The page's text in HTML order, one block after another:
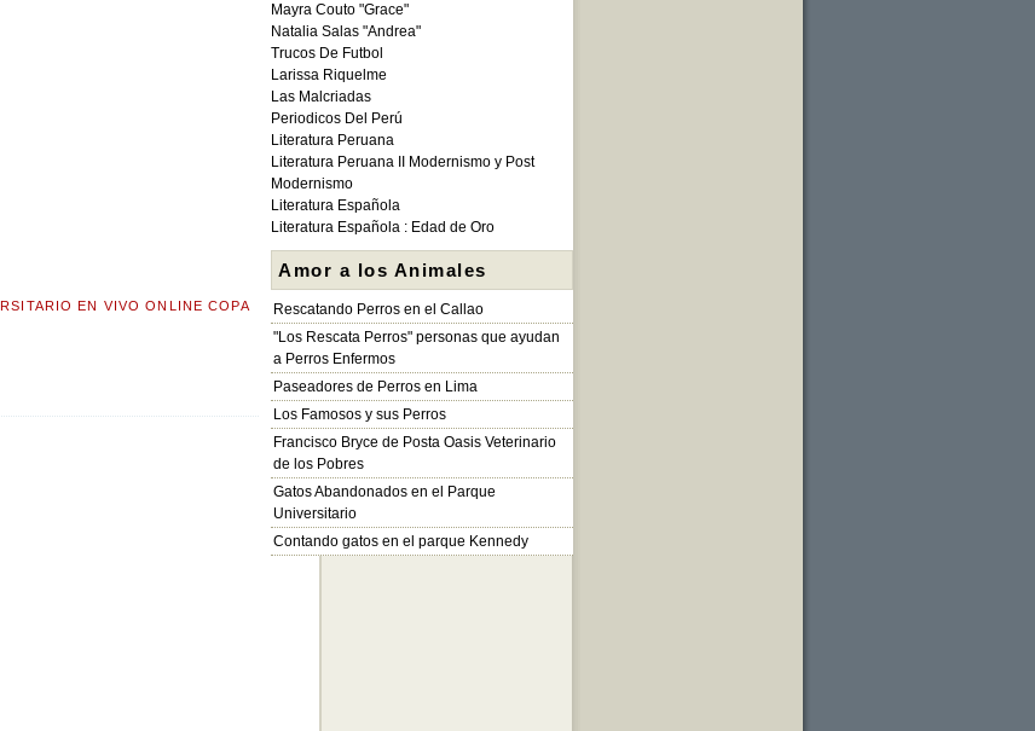
EN VIVO ONLINE COPA
Mayra Couto "Grace"
Natalia Salas "Andrea"
Trucos De Futbol
Larissa Riquelme
Las Malcriadas
Periodicos Del Perú
Literatura Peruana
Literatura Peruana II Modernismo y Post
Modernismo
Literatura Española
Literatura Española : Edad de Oro
Amor a los Animales
Rescatando Perros en el Callao
"Los Rescata Perros" personas que ayudan
a Perros Enfermos
Paseadores de Perros en Lima
Los Famosos y sus Perros
Francisco Bryce de Posta Oasis Veterinario
de los Pobres
Gatos Abandonados en el Parque
Universitario
Contando gatos en el parque Kennedy